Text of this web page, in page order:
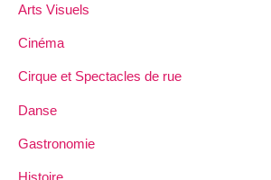
Arts Visuels
Cinéma
Cirque et Spectacles de rue
Danse
Gastronomie
Histoire